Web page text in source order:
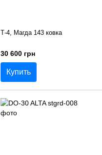
Т-4, Магда 143 ковка
30 600 грн
Купить